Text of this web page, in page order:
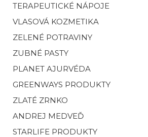
TERAPEUTICKÉ NÁPOJE
VLASOVÁ KOZMETIKA
ZELENÉ POTRAVINY
ZUBNÉ PASTY
PLANET AJURVÉDA
GREENWAYS PRODUKTY
ZLATÉ ZRNKO
ANDREJ MEDVEĎ
STARLIFE PRODUKTY